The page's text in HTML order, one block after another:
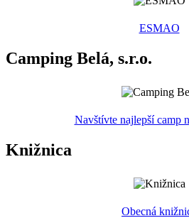
ESMAO
Camping Belá, s.r.o.
Navštívte najlepší camp
Knižnica
Obecná